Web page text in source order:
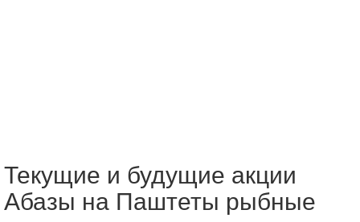
Текущие и будущие акции
Абазы на Паштеты рыбные